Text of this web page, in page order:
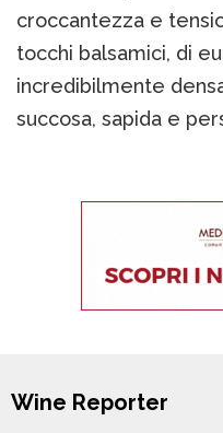
croccantezza e
tocchi balsamici, di
incredibilmente
succosa, sapida e
Wine Reporter